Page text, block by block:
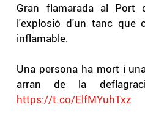
Gran flamarada al Port
l'explosió d'un tanc que
inflamable.
Una persona ha mort i
arran de la
https://t.co/ElfMYuhTxz